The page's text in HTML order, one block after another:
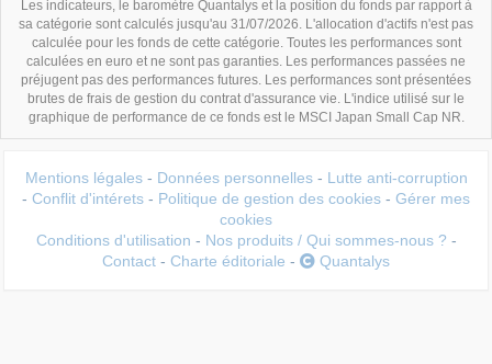
Les indicateurs, le baromètre Quantalys et la position du fonds par rapport à
sa catégorie sont calculés jusqu'au 31/07/2026. L'allocation d'actifs n'est pas
calculée pour les fonds de cette catégorie. Toutes les performances sont
calculées en euro et ne sont pas garanties. Les performances passées ne
préjugent pas des performances futures. Les performances sont présentées
brutes de frais de gestion du contrat d'assurance vie. L'indice utilisé sur le
graphique de performance de ce fonds est le MSCI Japan Small Cap NR.
Mentions légales - Données personnelles - Lutte anti-corruption
- Conflit d'intérets - Politique de gestion des cookies - Gérer mes
cookies
Conditions d'utilisation - Nos produits / Qui sommes-nous ? -
Contact - Charte éditoriale - Quantalys